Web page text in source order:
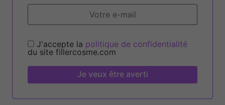
J'accepte la politique de confidentialité
du site fillercosme.com
Je veux être averti